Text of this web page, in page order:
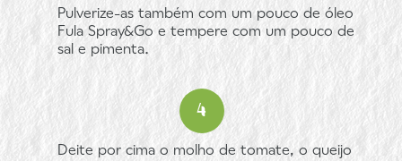
Pulverize-as também com um pouco de óleo
Fula Spray&Go e tempere com um pouco de
sal e pimenta.
Deite por cima o molho de tomate, o queijo